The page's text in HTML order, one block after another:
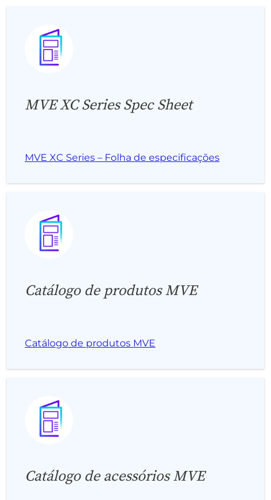
MVE XC Series Spec Sheet
MVE XC Series – Folha de especificações
Catálogo de produtos MVE
Catálogo de produtos MVE
Catálogo de acessórios MVE